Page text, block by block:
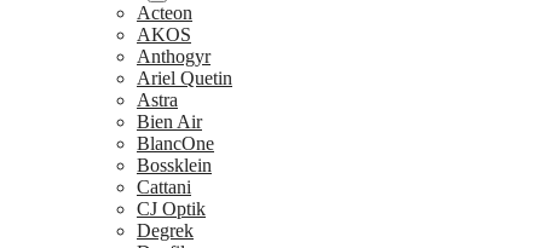
Acteon
AKOS
Anthogyr
Ariel Quetin
Astra
Bien Air
BlancOne
Bossklein
Cattani
CJ Optik
Degrek